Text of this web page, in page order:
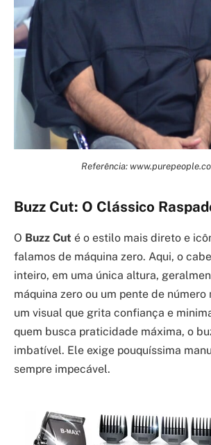
Referência:
Buzz Cut: O Clássico
O Buzz Cut é o estilo mais direto e
falamos de máquina zero. Aqui, o
inteiro, em uma única altura,
máquina zero ou um pente de número
um visual que grita confiança e
quem busca praticidade máxima, o
imbatível. Ele exige pouquíssima
sempre impecável.